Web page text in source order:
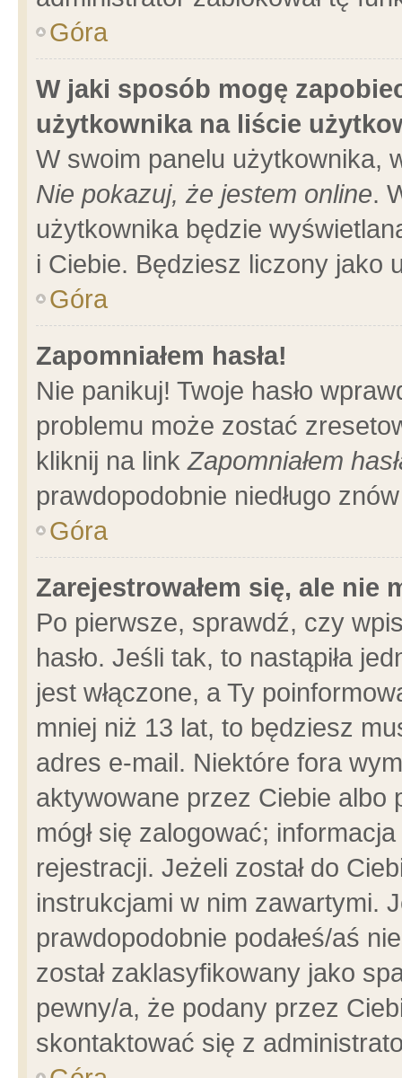
Góra
W jaki sposób mogę
użytkownika na liście
W swoim panelu użytkownika,
Nie pokazuj, że jestem online.
użytkownika będzie
i Ciebie. Będziesz liczony jako
Góra
Zapomniałem hasła!
Nie panikuj! Twoje hasło
problemu może zostać
kliknij na linkZapomniałem
prawdopodobnie niedługo
Góra
Zarejestrowałem się, ale nie
Po pierwsze, sprawdź, czy
hasło. Jeśli tak, to nastąpiła
jest włączone, a Ty
mniej niż 13 lat, to będziesz
adres e-mail. Niektóre fora
aktywowane przez Ciebie albo
mógł się zalogować;
rejestracji. Jeżeli został do
instrukcjami w nim zawartymi.
prawdopodobnie podałeś/aś
został zaklasyfikowany jako
pewny/a, że podany przez
skontaktować się z